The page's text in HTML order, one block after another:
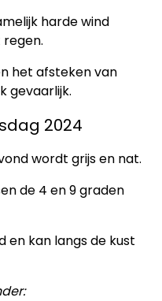
harde wind
het afsteken van
gevaarlijk.
2024
wordt grijs en nat.
de 4 en 9 graden
en kan langs de kust